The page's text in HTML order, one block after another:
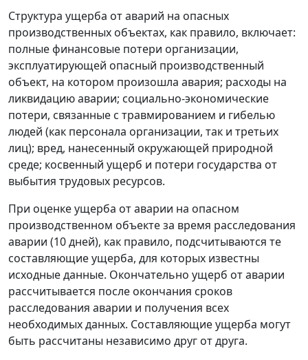
Структура ущерба от аварий на опасных
производственных объектах, как правило, включает:
полные финансовые потери организации,
эксплуатирующей опасный производственный
объект, на котором произошла авария; расходы на
ликвидацию аварии; социально-экономические
потери, связанные с травмированием и гибелью
людей (как персонала организации, так и третьих
лиц); вред, нанесенный окружающей природной
среде; косвенный ущерб и потери государства от
выбытия трудовых ресурсов.
При оценке ущерба от аварии на опасном
производственном объекте за время расследования
аварии (10 дней), как правило, подсчитываются те
составляющие ущерба, для которых известны
исходные данные. Окончательно ущерб от аварии
рассчитывается после окончания сроков
расследования аварии и получения всех
необходимых данных. Составляющие ущерба могут
быть рассчитаны независимо друг от друга.